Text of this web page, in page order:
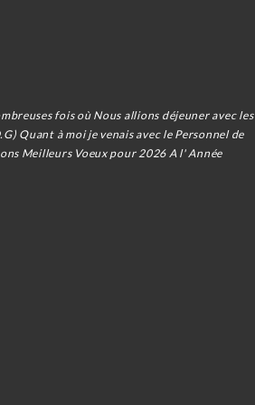
fois où Nous allions déjeuner avec les
Quant à moi je venais avec le Personnel de
Meilleurs Voeux pour 2026 A l' Année